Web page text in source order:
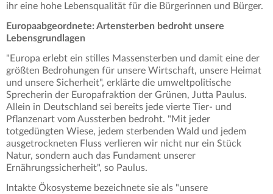
ihr eine hohe Lebensqualität für die Bürgerinnen und Bürger.
Europaabgeordnete: Artensterben bedroht unsere
Lebensgrundlagen
"Europa erlebt ein stilles Massensterben und damit eine der
größten Bedrohungen für unsere Wirtschaft, unsere Heimat
und unsere Sicherheit", erklärte die umweltpolitische
Sprecherin der Europafraktion der Grünen, Jutta Paulus.
Allein in Deutschland sei bereits jede vierte Tier- und
Pflanzenart vom Aussterben bedroht. "Mit jeder
totgedüngten Wiese, jedem sterbenden Wald und jedem
ausgetrockneten Fluss verlieren wir nicht nur ein Stück
Natur, sondern auch das Fundament unserer
Ernährungssicherheit", so Paulus.
Intakte Ökosysteme bezeichnete sie als "unsere